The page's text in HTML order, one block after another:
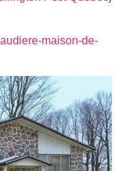
maison-de-